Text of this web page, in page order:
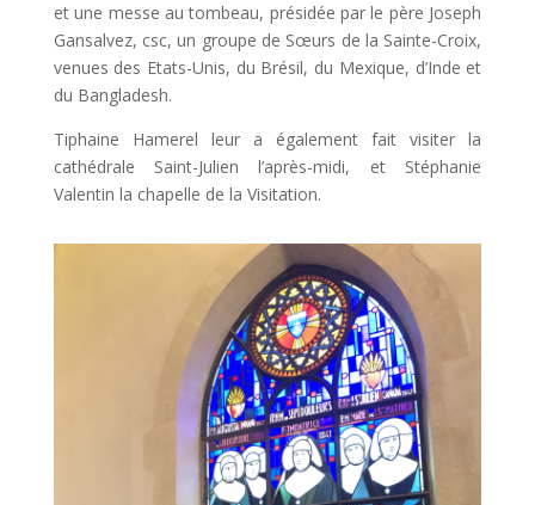
et une messe au tombeau, présidée par le père Joseph
Gansalvez, csc, un groupe de Sœurs de la Sainte-Croix,
venues des Etats-Unis, du Brésil, du Mexique, d’Inde et
du Bangladesh.
Tiphaine Hamerel leur a également fait visiter la
cathédrale Saint-Julien l’après-midi, et Stéphanie
Valentin la chapelle de la Visitation.